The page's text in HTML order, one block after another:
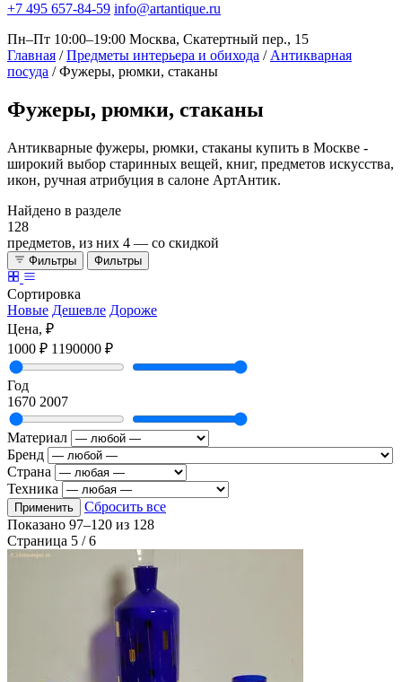
+7 495 657-84-59 info@artantique.ru
Пн–Пт 10:00–19:00 Москва, Скатертный пер., 15
Главная / Предметы интерьера и обихода / Антикварная
посуда / Фужеры, рюмки, стаканы
Фужеры, рюмки, стаканы
Антикварные фужеры, рюмки, стаканы купить в Москве -
широкий выбор старинных вещей, книг, предметов искусства,
икон, ручная атрибуция в салоне АртАнтик.
Найдено в разделе
128
предметов, из них 4 — со скидкой
Фильтры Фильтры
Сортировка
Новые Дешевле Дороже
Цена, ₽
1000 ₽ 1190000 ₽
Год
1670 2007
Материал
Бренд
Страна
Техника
Применить
Сбросить все
Показано 97–120 из 128
Страница 5 / 6